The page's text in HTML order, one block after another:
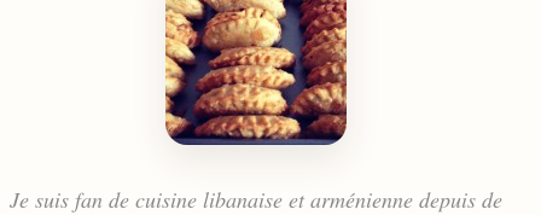
Je suis fan de cuisine libanaise et arménienne depuis de